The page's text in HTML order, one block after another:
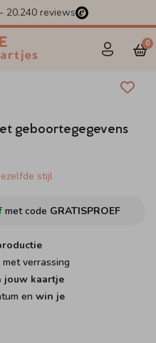
- 20.240 reviews
0
geboortegegevens
stijl
met code GRATISPROEF
met verrassing
jouw kaartje
en win je